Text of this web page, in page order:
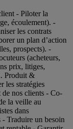
- Piloter la
écoulement). -
les contrats
un plan d’action
prospects). -
(acheteurs,
prix, litiges,
Produit &
les stratégies
nos clients - Co-
la veille au
dans
Traduire un besoin